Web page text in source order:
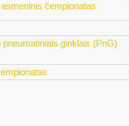
čempionatas
ginklais (PnG)